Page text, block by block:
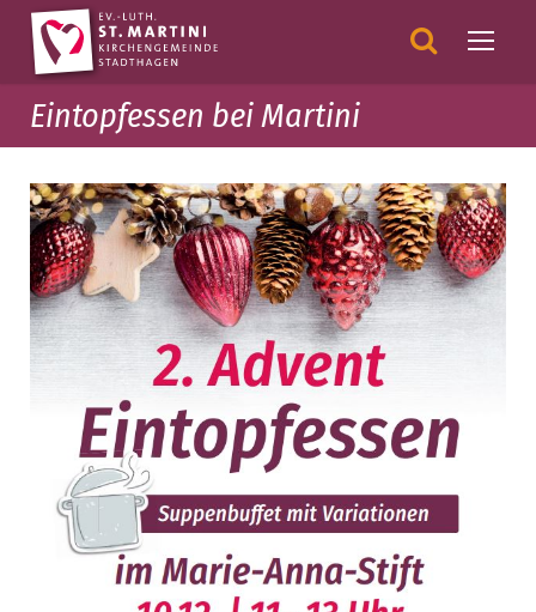
Eintopfessen bei Martini